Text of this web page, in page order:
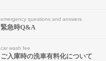
emergency questions and answers
緊急時Q&A
car wash fee
ご入庫時の洗車有料化について